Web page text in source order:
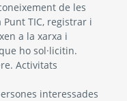
de les
TIC, registrar i
a la xarxa i
ho sol·licitin.
Activitats
interessades